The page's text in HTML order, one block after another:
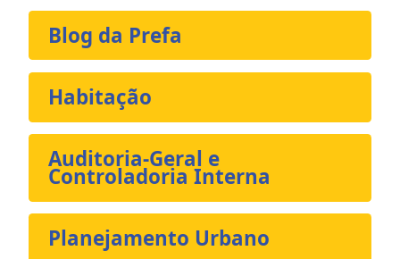
Blog da Prefa
Habitação
Auditoria-Geral e
Controladoria Interna
Planejamento Urbano